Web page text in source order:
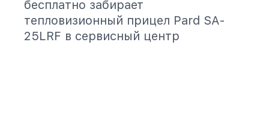
бесплатно забирает
тепловизионный прицел Pard SA-
25LRF в сервисный центр